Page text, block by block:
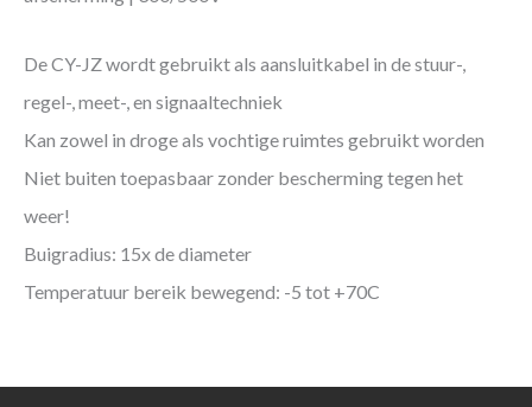
De CY-JZ wordt gebruikt als aansluitkabel in de stuur-,
regel-, meet-, en signaaltechniek
Kan zowel in droge als vochtige ruimtes gebruikt worden
Niet buiten toepasbaar zonder bescherming tegen het
weer!
Buigradius: 15x de diameter
Temperatuur bereik bewegend: -5 tot +70C